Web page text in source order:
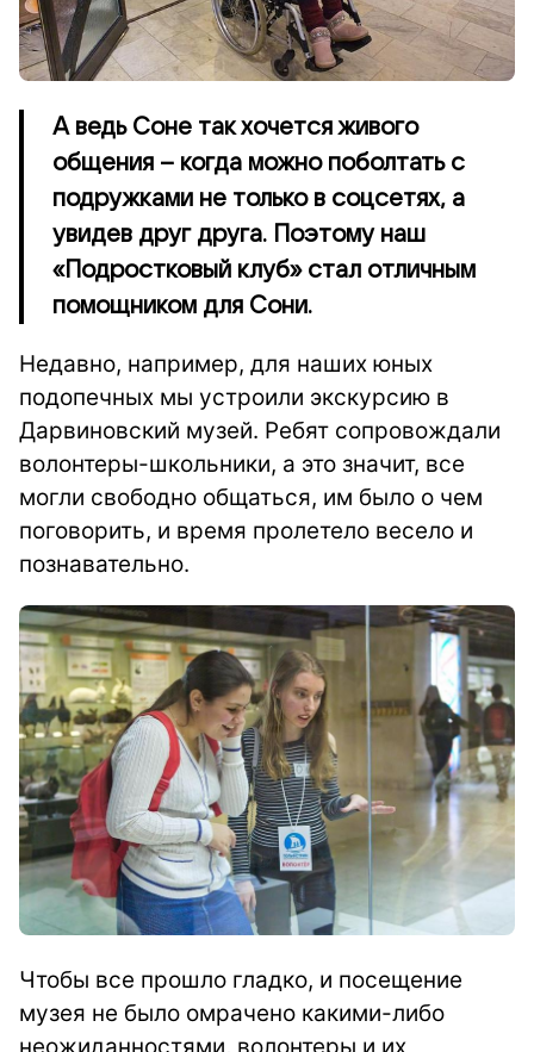
А ведь Соне так хочется живого
общения – когда можно поболтать с
подружками не только в соцсетях, а
увидев друг друга. Поэтому наш
«Подростковый клуб» стал отличным
помощником для Сони.
Недавно, например, для наших юных
подопечных мы устроили экскурсию в
Дарвиновский музей. Ребят сопровождали
волонтеры-школьники, а это значит, все
могли свободно общаться, им было о чем
поговорить, и время пролетело весело и
познавательно.
Чтобы все прошло гладко, и посещение
музея не было омрачено какими-либо